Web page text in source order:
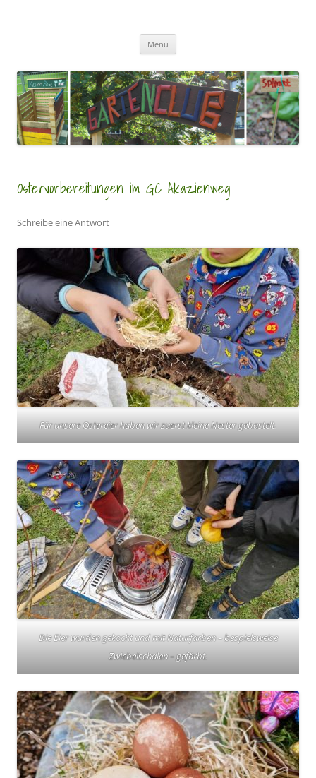
Menü
Ostervorbereitungen im GC Akazienweg
Schreibe eine Antwort
Für unsere Ostereier haben wir zuerst kleine Nester gebastelt.
Die Eier wurden gekocht und mit Naturfarben – bespielsweise
Zwiebelschalen – gefärbt.